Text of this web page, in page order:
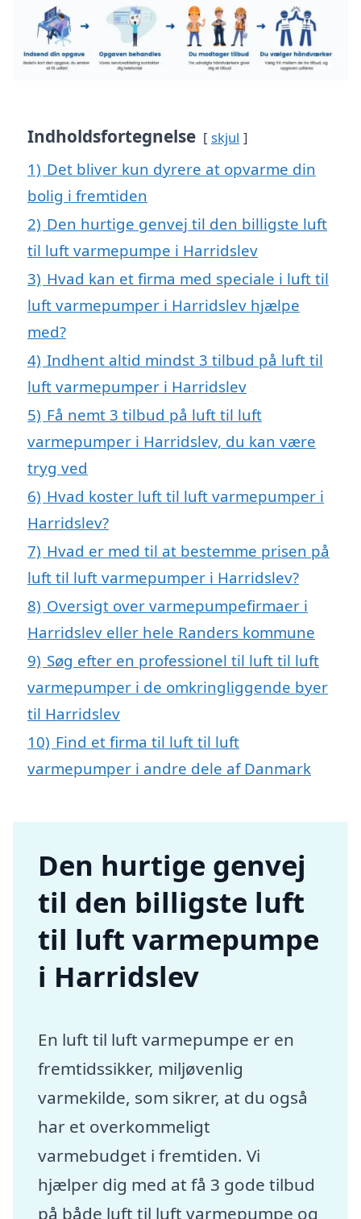
Indholdsfortegnelse skjul
1) Det bliver kun dyrere at opvarme din
bolig i fremtiden
2) Den hurtige genvej til den billigste luft
til luft varmepumpe i Harridslev
3) Hvad kan et firma med speciale i luft til
luft varmepumper i Harridslev hjælpe
med?
4) Indhent altid mindst 3 tilbud på luft til
luft varmepumper i Harridslev
5) Få nemt 3 tilbud på luft til luft
varmepumper i Harridslev, du kan være
tryg ved
6) Hvad koster luft til luft varmepumper i
Harridslev?
7) Hvad er med til at bestemme prisen på
luft til luft varmepumper i Harridslev?
8) Oversigt over varmepumpefirmaer i
Harridslev eller hele Randers kommune
9) Søg efter en professionel til luft til luft
varmepumper i de omkringliggende byer
til Harridslev
10) Find et firma til luft til luft
varmepumper i andre dele af Danmark
Den hurtige genvej
til den billigste luft
til luft varmepumpe
i Harridslev
En luft til luft varmepumpe er en
fremtidssikker, miljøvenlig
varmekilde, som sikrer, at du også
har et overkommeligt
varmebudget i fremtiden. Vi
hjælper dig med at få 3 gode tilbud
på både luft til luft varmepumpe og